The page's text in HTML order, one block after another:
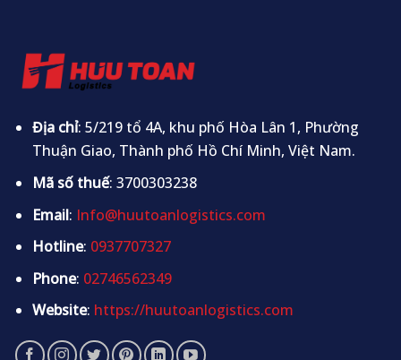
Địa chỉ: 5/219 tổ 4A, khu phố Hòa Lân 1, Phường
Thuận Giao, Thành phố Hồ Chí Minh, Việt Nam.
Mã số thuế: 3700303238
Email: Info@huutoanlogistics.com
Hotline: 0937707327
Phone: 02746562349
Website: https://huutoanlogistics.com